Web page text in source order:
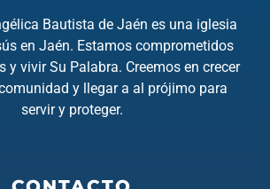
Bautista de Jaén es una iglesia
en Jaén. Estamos comprometidos
y vivir Su Palabra. Creemos en crecer
y llegar a al prójimo para
servir y proteger.